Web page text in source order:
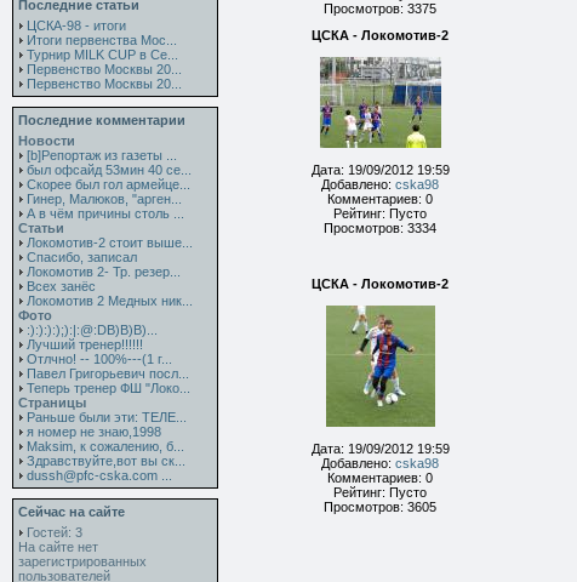
Последние статьи
ЦСКА-98 - итоги
Итоги первенства Мос...
Турнир MILK CUP в Се...
Первенство Москвы 20...
Первенство Москвы 20...
Последние комментарии
Новости
[b]Репортаж из газеты ...
был офсайд 53мин 40 се...
Скорее был гол армейце...
Гинер, Малюков, "арген...
А в чём причины столь ...
Статьи
Локомотив-2 стоит выше...
Спасибо, записал
Локомотив 2- Тр. резер...
Всех занёс
Локомотив 2 Медных ник...
Фото
:):):):);):|:@:DB)B)B)...
Лучший тренер!!!!!!
Отлчно! -- 100%---(1 г...
Павел Григорьевич посл...
Теперь тренер ФШ "Локо...
Страницы
Раньше были эти: ТЕЛЕ...
я номер не знаю,1998
Maksim, к сожалению, б...
Здравствуйте,вот вы ск...
dussh@pfc-cska.com ...
Сейчас на сайте
Гостей: 3
На сайте нет
зарегистрированных
пользователей
Просмотров: 3375
ЦСКА - Локомотив-2
Дата: 19/09/2012 19:59
Добавлено: cska98
Комментариев: 0
Рейтинг: Пусто
Просмотров: 3334
ЦСКА - Локомотив-2
Дата: 19/09/2012 19:59
Добавлено: cska98
Комментариев: 0
Рейтинг: Пусто
Просмотров: 3605